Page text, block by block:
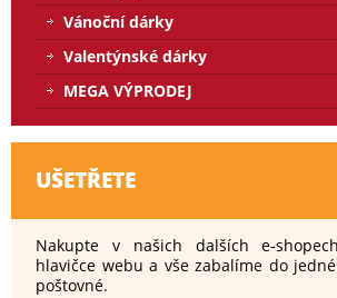
Vánoční dárky
Valentýnské dárky
MEGA VÝPRODEJ
UŠETŘETE
Nakupte v našich dalších e-
hlavičce webu a vše zabalíme do
poštovné.